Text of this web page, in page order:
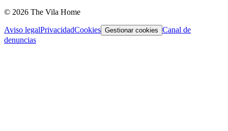
© 2026 The Vila Home
Aviso legalPrivacidadCookies Gestionar cookies Canal de
denuncias